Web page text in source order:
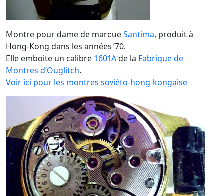
Montre pour dame de marqueSantima, produit à
Hong-Kong dans les années ’70.
Elle emboite un calibre 1601Ade la Fabrique de
Montres d’Ouglitch.
Voir ici pour les montres soviéto-hong-kongaise